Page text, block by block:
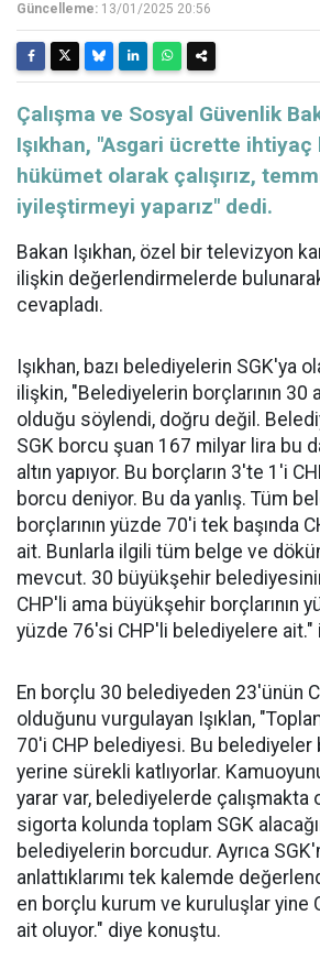
Güncelleme: 13/01/2025 20:56
​​​​​​​Çalışma ve Sosyal Güvenlik
Işıkhan, "Asgari ücrette ihtiyaç
hükümet olarak çalışırız,
iyileştirmeyi yaparız" dedi.
Bakan Işıkhan, özel bir televizyon
ilişkin değerlendirmelerde
cevapladı.
Işıkhan, bazı belediyelerin SGK'ya
ilişkin, "Belediyelerin borçlarının 30
olduğu söylendi, doğru değil.
SGK borcu şuan 167 milyar lira bu
altın yapıyor. Bu borçların 3'te 1'i
borcu deniyor. Bu da yanlış. Tüm
borçlarının yüzde 70'i tek başında
ait. Bunlarla ilgili tüm belge ve
mevcut. 30 büyükşehir
CHP'li ama büyükşehir borçlarının
yüzde 76'si CHP'li belediyelere ait."
En borçlu 30 belediyeden 23'ünün
olduğunu vurgulayan Işıklan,
70'i CHP belediyesi. Bu belediyeler
yerine sürekli katlıyorlar.
yarar var, belediyelerde çalışmakta
sigorta kolunda toplam SGK
belediyelerin borcudur. Ayrıca
anlattıklarımı tek kalemde
en borçlu kurum ve kuruluşlar yine
ait oluyor." diye konuştu.